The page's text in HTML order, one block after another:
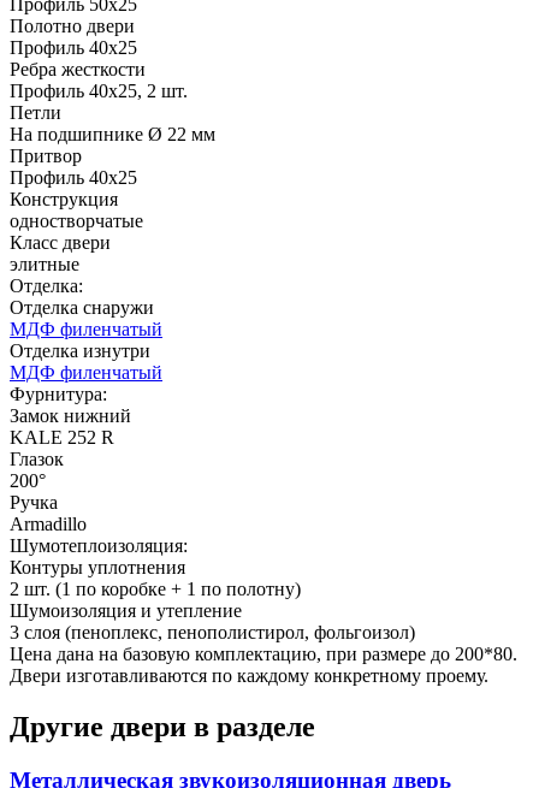
Д-35 С
Д-36 46 30
Д-36 С Д-36 СС
C51
C53
Полотно двери
Профиль 40х25
Ребра жесткости
Профиль 40х25, 2 шт.
Петли
На подшипнике Ø 22 мм
Притвор
Профиль 40х25
Конструкция
одностворчатые
Класс двери
элитные
Отделка:
Отделка снаружи
МДФ филенчатый
Отделка изнутри
МДФ филенчатый
Фурнитура:
Замок нижний
KALE 252 R
Глазок
200°
Ручка
Armadillo
Шумотеплоизоляция:
Контуры уплотнения
2 шт. (1 по коробке + 1 по полотну)
Шумоизоляция и утепление
3 слоя (пеноплекс, пенополистирол, фольгоизол)
Цена дана на базовую комплектацию, при размере до 200*80.
Двери изготавливаются по каждому конкретному проему.
Другие двери в разделе
Металлическая звукоизоляционная дверь